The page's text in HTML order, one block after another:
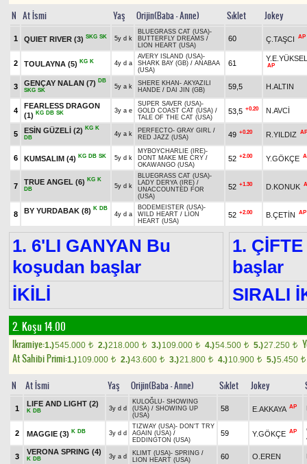
N At İsmi Yaş Orijin(Baba - Anne) Sıklet Jokey
1 QUIET RIVER (3) SKG SK 5y d k
BLUEGRASS CAT (USA)-
BUTTERFLY DREAMS /
LION HEART (USA)
60 Ç.TAŞCI AP
2 TOULAYNA (5) KG K 4y d a
AVERY ISLAND (USA)-
SHARK BAY (GB) / ANABAA
(USA)
61
Y.E.YÜKSEL
AP
3 GENÇAY NALAN (7) DB
SKG SK
5y a k SHERE KHAN - AKYAZILI
HANDE / DAI JIN (GB) 59,5 H.ALTIN
4
FEARLESS DRAGON
(1) KG DB SK 3y a e
SUPER SAVER (USA)-
GOLD COAST CAT (USA) /
TALE OF THE CAT (USA)
53,5 +0.20 N.AVCİ
5 ESİN GÜZELİ (2) KG K
DB
4y a k PERFECTO- GRAY GIRL /
RED JAZZ (USA)
49 +0.20 R.YILDIZ AP
6 KUMSALIM (4) KG DB SK 5y d k
MYBOYCHARLIE (IRE)-
DONT MAKE ME CRY /
OKAWANGO (USA)
52 +2.00 Y.GÖKÇE
7
TRUE ANGEL (6) KG K
DB
5y d k
BLUEGRASS CAT (USA)-
LADY DERYA (IRE) /
UNACCOUNTED FOR
(USA)
52 +1.30 D.KONUK
8 BY YURDABAK (8) K DB
4y d a
BODEMEISTER (USA)-
WILD HEART / LION
HEART (USA)
52 +2.00 B.ÇETİN AP
1. 6'LI GANYAN Bu
koşudan başlar
1.
başlar
İKİLİ
SIRALI
2. Koşu 14.00
Ikramiye:1.)545.000 t 2.)218.000 t 3.)109.000 t 4.)54.500 t 5.)27.250 t
At Sahibi Primi:1.)109.000 t 2.)43.600 t 3.)21.800 t 4.)10.900 t 5.)5.450 t
N At İsmi Yaş Orijin(Baba - Anne) Sıklet Jokey
1
LIFE AND LIGHT (2)
K DB 3y d d
KULOĞLU- SHOWING
(USA) / SHOWING UP
(USA)
58 E.AKKAYA AP
2 MAGGIE (3) K DB 3y d d
TIZWAY (USA)- DON'T TRY
AGAIN (USA) /
EDDINGTON (USA)
59 Y.GÖKÇE AP
3
VERONA SPRING (4)
K DB 3y a d KLIMT (USA)- SPRING /
LION HEART (USA)
60 O.EREN